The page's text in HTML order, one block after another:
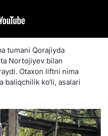
tumani Qorajiyda
Nortojiyev bilan
Otaxon liftni nima
baliqchilik ko‘li, asalari